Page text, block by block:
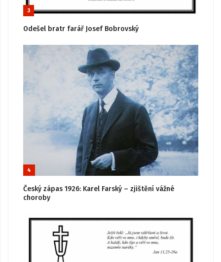
3
Odešel bratr farář Josef Bobrovský
4
Český zápas 1926: Karel Farský – zjištění vážné
choroby